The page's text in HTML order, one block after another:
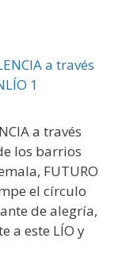
a través
los barrios
FUTURO
el círculo
de alegría,
a este LÍO y